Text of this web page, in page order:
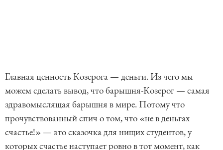
Главная ценность Козерога — деньги. Из чего мы
можем сделать вывод, что барышня-Козерог — самая
здравомыслящая барышня в мире. Потому что
прочувствованный спич о том, что «не в деньгах
счастье!» — это сказочка для нищих студентов, у
которых счастье наступает ровно в тот момент, как